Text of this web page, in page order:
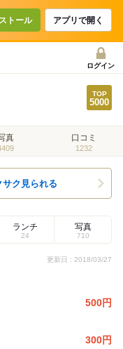
トール アプリで開く
ログイン
真 口コミ
1232
ク見られる
ランチ
24
写真
710
更新日 : 2018/03/27
500円
300円